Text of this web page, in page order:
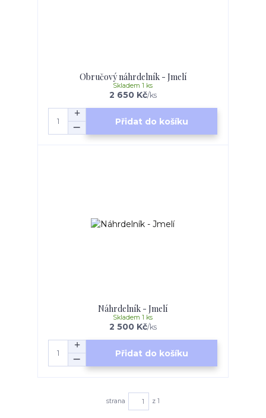
Obručový náhrdelník - Jmelí
2 650 Kč/ks
Skladem 1 ks
Přidat do košíku
Náhrdelník - Jmelí
2 500 Kč/ks
Skladem 1 ks
Přidat do košíku
strana z 1